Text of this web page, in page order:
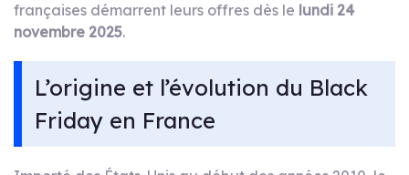
françaises démarrent leurs offres dès le lundi 24
novembre 2025.
L’origine et l’évolution du Black
Friday en France